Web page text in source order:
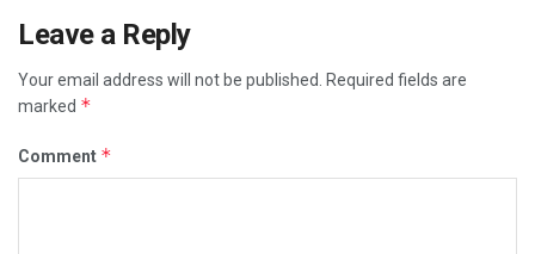
Leave a Reply
Your email address will not be published.
Required fields are
marked *
Comment *